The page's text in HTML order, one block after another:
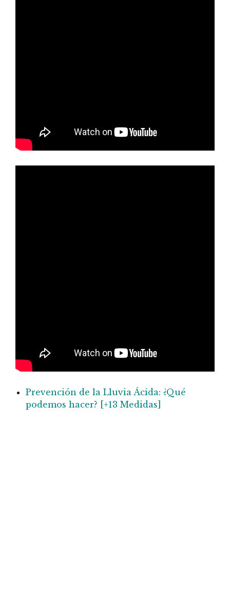
Prevención de la Lluvia Ácida: ¿Qué
podemos hacer? [+13 Medidas]